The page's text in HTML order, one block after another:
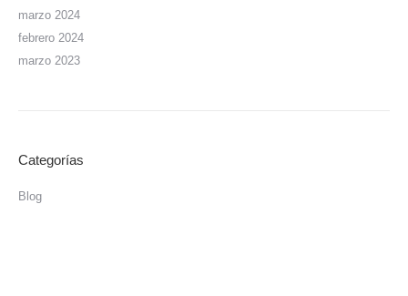
marzo 2024
febrero 2024
marzo 2023
Categorías
Blog